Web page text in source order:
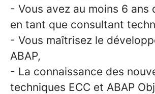
- Vous avez au moins 6 ans
en tant que consultant
- Vous maîtrisez le
ABAP,
- La connaissance des
techniques ECC et ABAP